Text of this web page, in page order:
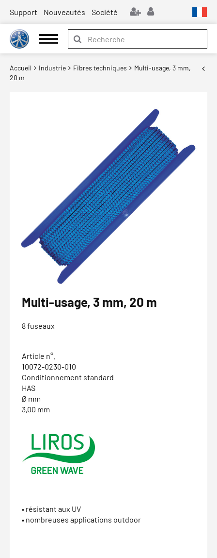
Support Nouveautés Société
Accueil Industrie Fibres techniques
Multi-usage, 3 mm,
20 m
Multi-usage, 3 mm, 20 m
8 fuseaux
Article n°.
10072-0230-010
Conditionnement standard
HAS
Ø mm
3,00 mm
• résistant aux UV
• nombreuses applications outdoor